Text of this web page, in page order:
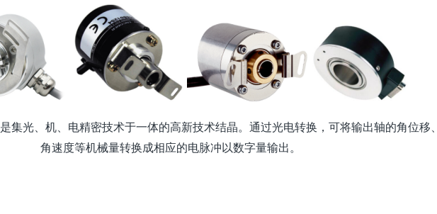
是集光、机、电精密技术于一体的高新技术结晶。通过光电转换，可将输出轴的角位移、
角速度等机械量转换成相应的电脉冲以数字量输出。